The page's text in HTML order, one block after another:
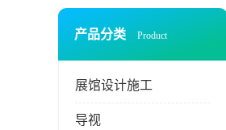
产品分类 Product
展馆设计施工
导视